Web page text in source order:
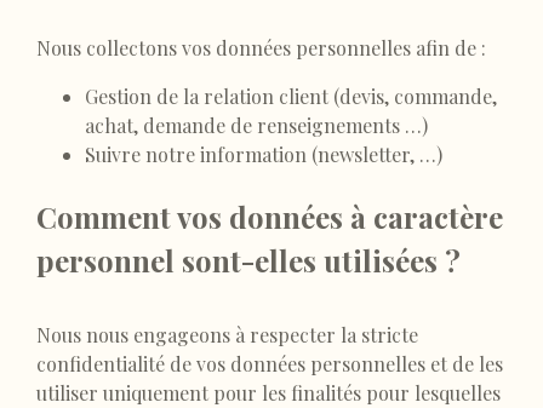
Nous collectons vos données personnelles afin de :
Gestion de la relation client (devis, commande,
achat, demande de renseignements …)
Suivre notre information (newsletter, …)
Comment vos données à caractère
personnel sont-elles utilisées ?
Nous nous engageons à respecter la stricte
confidentialité de vos données personnelles et de les
utiliser uniquement pour les finalités pour lesquelles